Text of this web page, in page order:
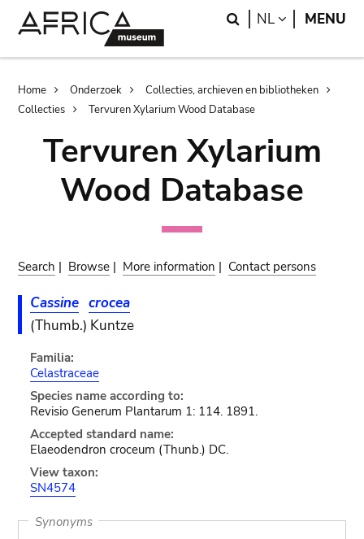
Search
NL LANGUAGE
MENU
Breadcrumb
Home Onderzoek
Collecties, archieven en bibliotheken
Collecties
Tervuren Xylarium Wood Database
Tervuren Xylarium
Wood Database
Search | Browse | More information | Contact persons
Cassine crocea
(Thumb.) Kuntze
Familia:
Celastraceae
Species name according to:
Revisio Generum Plantarum 1: 114. 1891.
Accepted standard name:
Elaeodendron croceum (Thunb.) DC.
View taxon:
SN4574
Synonyms